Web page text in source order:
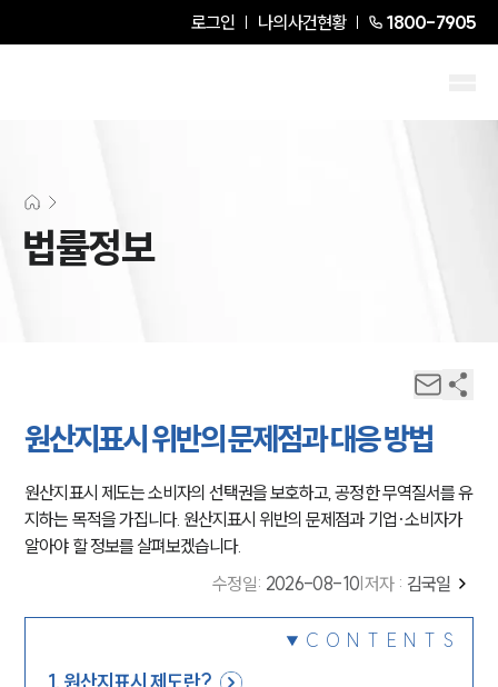
로그인 나의사건현황 1800-7905
법률정보
원산지표시 위반의 문제점과 대응 방법
원산지표시 제도는 소비자의 선택권을 보호하고, 공정한 무역질서를 유
지하는 목적을 가집니다. 원산지표시 위반의 문제점과 기업·소비자가
알아야 할 정보를 살펴보겠습니다.
수정일: 2026-08-10 저자 : 김국일
CONTENTS